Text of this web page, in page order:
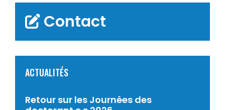
Contact
ACTUALITÉS
Retour sur les Journées des